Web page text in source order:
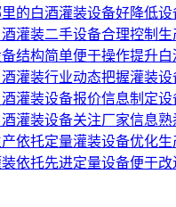
的白酒灌装设备好降低设
灌装二手设备合理控制生
结构简单便于操作提升白
灌装行业动态把握灌装设
灌装设备报价信息制定设
灌装设备关注厂家信息熟
依托定量灌装设备优化生
依托先进定量设备便于改